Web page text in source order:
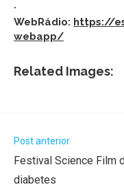
·
WebRádio: https://
webapp/
Related Images:
Post anterior
Festival Science Film
diabetes